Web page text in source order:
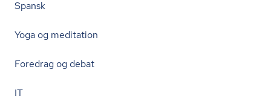
Spansk
Yoga og meditation
Foredrag og debat
IT